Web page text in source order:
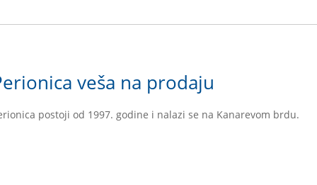
veša na prodaju
postoji od 1997. godine i nalazi se na Kanarevom brdu.